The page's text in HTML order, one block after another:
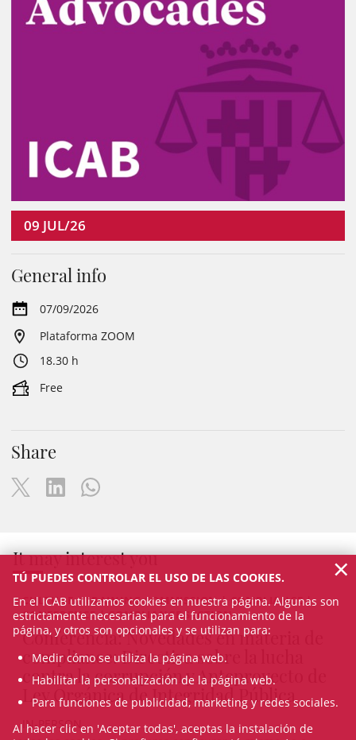
09 JUL/26
General info
07/09/2026
Plataforma ZOOM
18.30 h
Free
Share
It may interest you
CULTURE / TRAINING COMMISSION | COMPLIANCE |
CONFERENCE | COMPLIANCE SECTION
Conferencia: Novedades en materia de
compliance: Directiva sobre la lucha
contra la corrupción y Anteproyecto de
Ley Orgánica de Integridad Pública
IN-PERSON
TÚ PUEDES CONTROLAR EL USO DE LAS COOKIES.
En el ICAB utilizamos cookies en nuestra página. Algunas son
estrictamente necesarias para el funcionamiento de la
página, y otros son opcionales y se utilizan para:
Medir cómo se utiliza la página web.
Habilitar la personalización de la página web.
Para funciones de publicidad, marketing y redes sociales.
Al hacer clic en 'Aceptar todas', aceptas la instalación de
×